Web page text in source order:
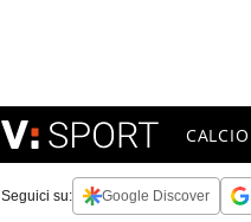
CALCIO
Seguici su: Google Discover